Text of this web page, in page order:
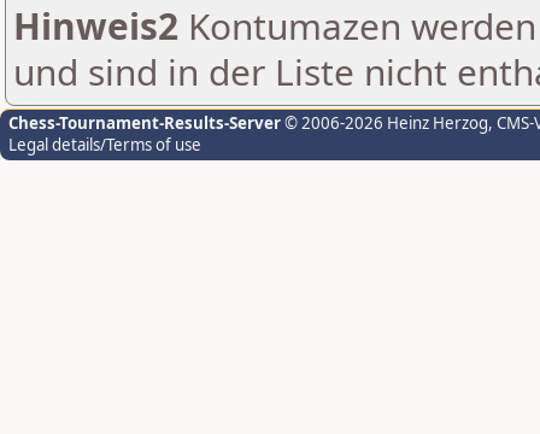
Hinweis2 Kontumazen
und sind in der Liste nicht
Chess-Tournament-Results-Server© 2006-2026 Heinz Herzog,
Legal details/Terms of use